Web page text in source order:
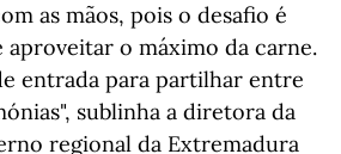
as mãos, pois o desafio é
aproveitar o máximo da carne.
entrada para partilhar entre
sublinha a diretora da
regional da Extremadura